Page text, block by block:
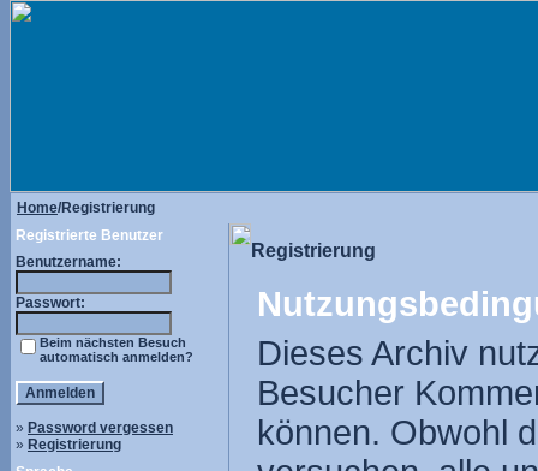
Home/Registrierung
Registrierte Benutzer
Benutzername:
Passwort:
Beim nächsten Besuch
automatisch anmelden?
» Password vergessen
» Registrierung
Registrierung
Dieses Archiv
Besucher
können. Obwohl